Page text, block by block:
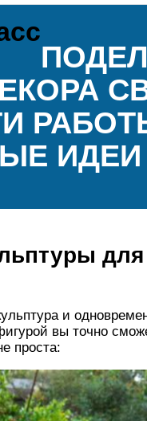
для
и
вы точно
проста: